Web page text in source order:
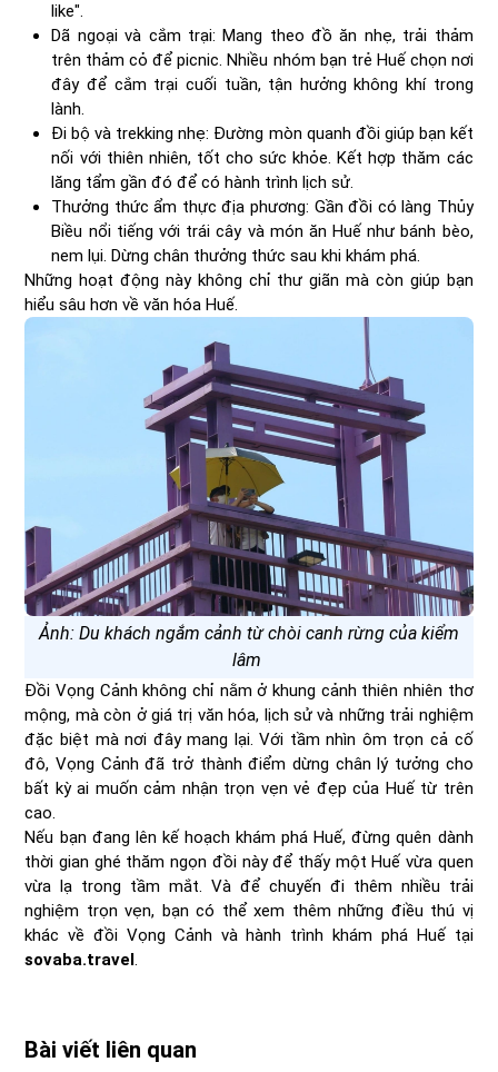
like".
Dã ngoại và cắm trại: Mang theo đồ ăn nhẹ, trải thảm
trên thảm cỏ để picnic. Nhiều nhóm bạn trẻ Huế chọn nơi
đây để cắm trại cuối tuần, tận hưởng không khí trong
lành.
Đi bộ và trekking nhẹ: Đường mòn quanh đồi giúp bạn kết
nối với thiên nhiên, tốt cho sức khỏe. Kết hợp thăm các
lăng tẩm gần đó để có hành trình lịch sử.
Thưởng thức ẩm thực địa phương: Gần đồi có làng Thủy
Biều nổi tiếng với trái cây và món ăn Huế như bánh bèo,
nem lụi. Dừng chân thưởng thức sau khi khám phá.
Những hoạt động này không chỉ thư giãn mà còn giúp bạn
hiểu sâu hơn về văn hóa Huế.
Ảnh: Du khách ngắm cảnh từ chòi canh rừng của kiểm
lâm
Đồi Vọng Cảnh không chỉ nằm ở khung cảnh thiên nhiên thơ
mộng, mà còn ở giá trị văn hóa, lịch sử và những trải nghiệm
đặc biệt mà nơi đây mang lại. Với tầm nhìn ôm trọn cả cố
đô, Vọng Cảnh đã trở thành điểm dừng chân lý tưởng cho
bất kỳ ai muốn cảm nhận trọn vẹn vẻ đẹp của Huế từ trên
cao.
Nếu bạn đang lên kế hoạch khám phá Huế, đừng quên dành
thời gian ghé thăm ngọn đồi này để thấy một Huế vừa quen
vừa lạ trong tầm mắt. Và để chuyến đi thêm nhiều trải
nghiệm trọn vẹn, bạn có thể xem thêm những điều thú vị
khác về đồi Vọng Cảnh và hành trình khám phá Huế tại
sovaba.travel.
Bài viết liên quan